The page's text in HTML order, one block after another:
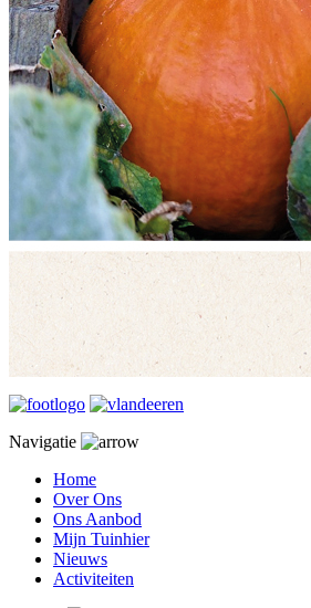
Navigatie
Home
Over Ons
Ons Aanbod
Mijn Tuinhier
Nieuws
Activiteiten